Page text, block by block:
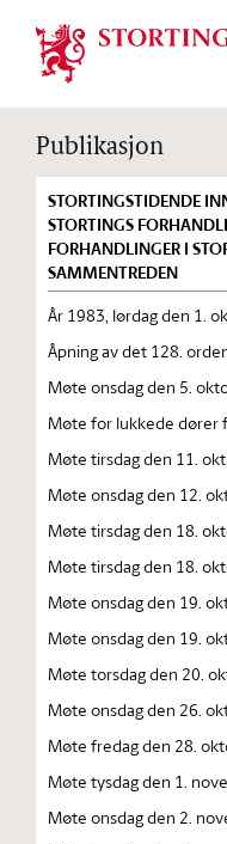
Publikasjon
STORTINGSTIDENDE
STORTINGS
FORHANDLINGER I
SAMMENTREDEN
År 1983, lørdag den 1.
Åpning av det 128.
Møte onsdag den 5.
Møte for lukkede dører
Møte tirsdag den 11.
Møte onsdag den 12.
Møte tirsdag den 18.
Møte tirsdag den 18.
Møte onsdag den 19.
Møte onsdag den 19.
Møte torsdag den 20.
Møte onsdag den 26.
Møte fredag den 28.
Møte tysdag den 1.
Møte onsdag den 2.